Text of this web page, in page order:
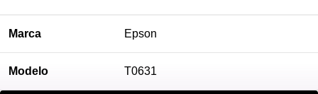
Marca Epson
Modelo T0631